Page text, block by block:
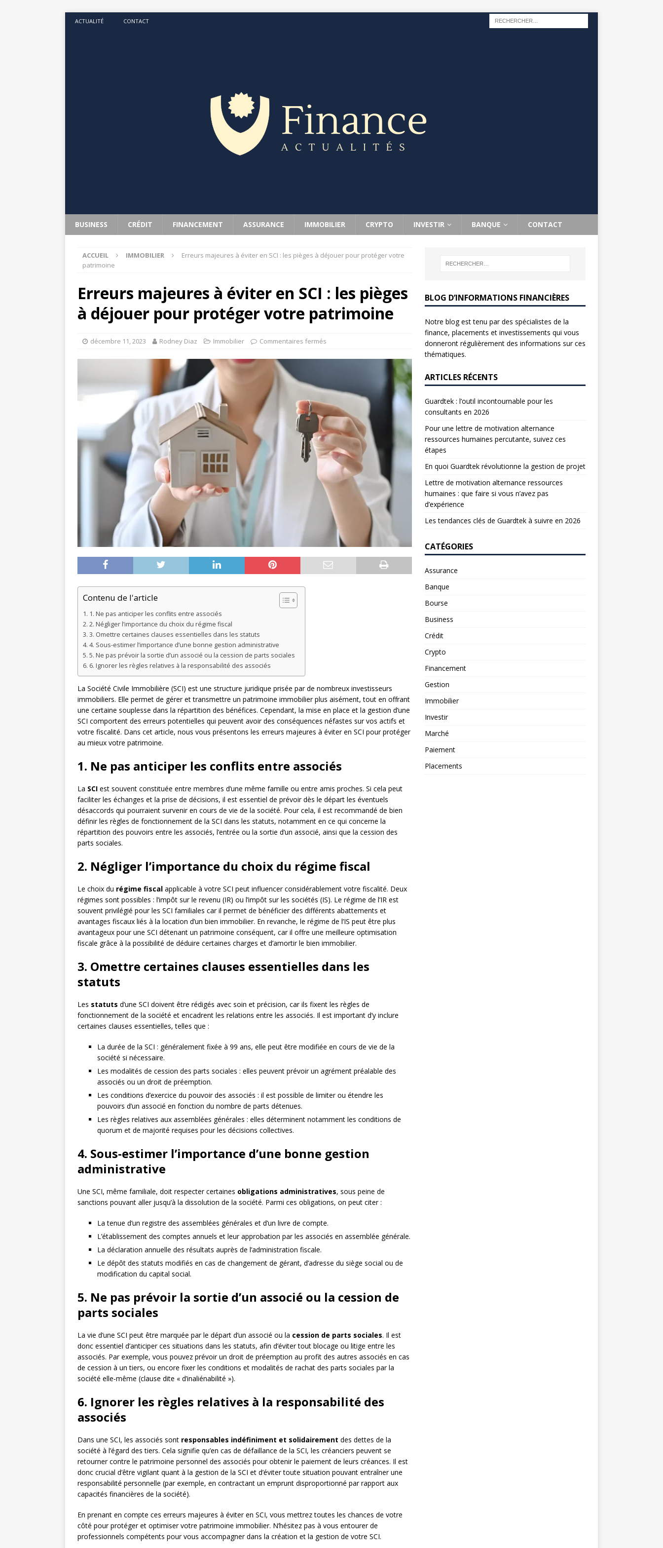
ACTUALITÉ CONTACT
BUSINESS CRÉDIT FINANCEMENT ASSURANCE IMMOBILIER CRYPTO INVESTIR BANQUE CONTACT
ACCUEIL IMMOBILIER
Erreurs majeures à éviter en SCI : les pièges à déjouer pour protéger votre
patrimoine
Erreurs majeures à éviter en SCI : les pièges
à déjouer pour protéger votre patrimoine
décembre 11, 2023 Rodney Diaz Immobilier Commentaires fermés
Contenu de l'article
1. Ne pas anticiper les conflits entre associés
2. Négliger l’importance du choix du régime fiscal
3. Omettre certaines clauses essentielles dans les statuts
4. Sous-estimer l’importance d’une bonne gestion administrative
5. Ne pas prévoir la sortie d’un associé ou la cession de parts sociales
6. Ignorer les règles relatives à la responsabilité des associés
La Société Civile Immobilière (SCI) est une structure juridique prisée par de nombreux investisseurs
immobiliers. Elle permet de gérer et transmettre un patrimoine immobilier plus aisément, tout en offrant
une certaine souplesse dans la répartition des bénéfices. Cependant, la mise en place et la gestion d’une
SCI comportent des erreurs potentielles qui peuvent avoir des conséquences néfastes sur vos actifs et
votre fiscalité. Dans cet article, nous vous présentons les erreurs majeures à éviter en SCI pour protéger
au mieux votre patrimoine.
1. Ne pas anticiper les conflits entre associés
La SCI est souvent constituée entre membres d’une même famille ou entre amis proches. Si cela peut
faciliter les échanges et la prise de décisions, il est essentiel de prévoir dès le départ les éventuels
désaccords qui pourraient survenir en cours de vie de la société. Pour cela, il est recommandé de bien
définir les règles de fonctionnement de la SCI dans les statuts, notamment en ce qui concerne la
répartition des pouvoirs entre les associés, l’entrée ou la sortie d’un associé, ainsi que la cession des
parts sociales.
2. Négliger l’importance du choix du régime fiscal
Le choix du régime fiscal applicable à votre SCI peut influencer considérablement votre fiscalité. Deux
régimes sont possibles : l’impôt sur le revenu (IR) ou l’impôt sur les sociétés (IS). Le régime de l’IR est
souvent privilégié pour les SCI familiales car il permet de bénéficier des différents abattements et
avantages fiscaux liés à la location d’un bien immobilier. En revanche, le régime de l’IS peut être plus
avantageux pour une SCI détenant un patrimoine conséquent, car il offre une meilleure optimisation
fiscale grâce à la possibilité de déduire certaines charges et d’amortir le bien immobilier.
3. Omettre certaines clauses essentielles dans les
statuts
Les statuts d’une SCI doivent être rédigés avec soin et précision, car ils fixent les règles de
fonctionnement de la société et encadrent les relations entre les associés. Il est important d’y inclure
certaines clauses essentielles, telles que :
La durée de la SCI : généralement fixée à 99 ans, elle peut être modifiée en cours de vie de la
société si nécessaire.
Les modalités de cession des parts sociales : elles peuvent prévoir un agrément préalable des
associés ou un droit de préemption.
Les conditions d’exercice du pouvoir des associés : il est possible de limiter ou étendre les
pouvoirs d’un associé en fonction du nombre de parts détenues.
Les règles relatives aux assemblées générales : elles déterminent notamment les conditions de
quorum et de majorité requises pour les décisions collectives.
4. Sous-estimer l’importance d’une bonne gestion
administrative
Une SCI, même familiale, doit respecter certaines obligations administratives, sous peine de
sanctions pouvant aller jusqu’à la dissolution de la société. Parmi ces obligations, on peut citer :
La tenue d’un registre des assemblées générales et d’un livre de compte.
L’établissement des comptes annuels et leur approbation par les associés en assemblée générale.
La déclaration annuelle des résultats auprès de l’administration fiscale.
Le dépôt des statuts modifiés en cas de changement de gérant, d’adresse du siège social ou de
modification du capital social.
5. Ne pas prévoir la sortie d’un associé ou la cession de
parts sociales
La vie d’une SCI peut être marquée par le départ d’un associé ou la cession de parts sociales. Il est
donc essentiel d’anticiper ces situations dans les statuts, afin d’éviter tout blocage ou litige entre les
associés. Par exemple, vous pouvez prévoir un droit de préemption au profit des autres associés en cas
de cession à un tiers, ou encore fixer les conditions et modalités de rachat des parts sociales par la
société elle-même (clause dite « d’inaliénabilité »).
6. Ignorer les règles relatives à la responsabilité des
associés
Dans une SCI, les associés sont responsables indéfiniment et solidairement des dettes de la
société à l’égard des tiers. Cela signifie qu’en cas de défaillance de la SCI, les créanciers peuvent se
retourner contre le patrimoine personnel des associés pour obtenir le paiement de leurs créances. Il est
donc crucial d’être vigilant quant à la gestion de la SCI et d’éviter toute situation pouvant entraîner une
responsabilité personnelle (par exemple, en contractant un emprunt disproportionné par rapport aux
capacités financières de la société).
En prenant en compte ces erreurs majeures à éviter en SCI, vous mettrez toutes les chances de votre
côté pour protéger et optimiser votre patrimoine immobilier. N’hésitez pas à vous entourer de
professionnels compétents pour vous accompagner dans la création et la gestion de votre SCI.
BLOG D’INFORMATIONS FINANCIÈRES
Notre blog est tenu par des spécialistes de la
finance, placements et investissements qui vous
donneront régulièrement des informations sur ces
thématiques.
ARTICLES RÉCENTS
Guardtek : l’outil incontournable pour les
consultants en 2026
Pour une lettre de motivation alternance
ressources humaines percutante, suivez ces
étapes
En quoi Guardtek révolutionne la gestion de projet
Lettre de motivation alternance ressources
humaines : que faire si vous n’avez pas
d’expérience
Les tendances clés de Guardtek à suivre en 2026
CATÉGORIES
Assurance
Banque
Bourse
Business
Crédit
Crypto
Financement
Gestion
Immobilier
Investir
Marché
Paiement
Placements